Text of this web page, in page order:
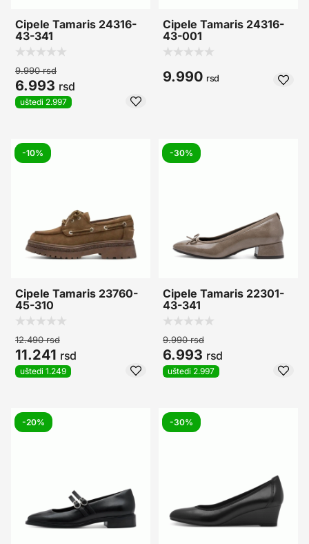
Cipele Tamaris 24316-
43-341
9.990rsd
6.993 rsd
uštedi 2.997
Cipele Tamaris 24316-
43-001
9.990 rsd
-10%
Cipele Tamaris 23760-
45-310
12.490rsd
11.241 rsd
uštedi 1.249
-30%
Cipele Tamaris 22301-
43-341
9.990rsd
6.993 rsd
uštedi 2.997
-20% -30%